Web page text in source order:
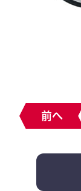
前へ